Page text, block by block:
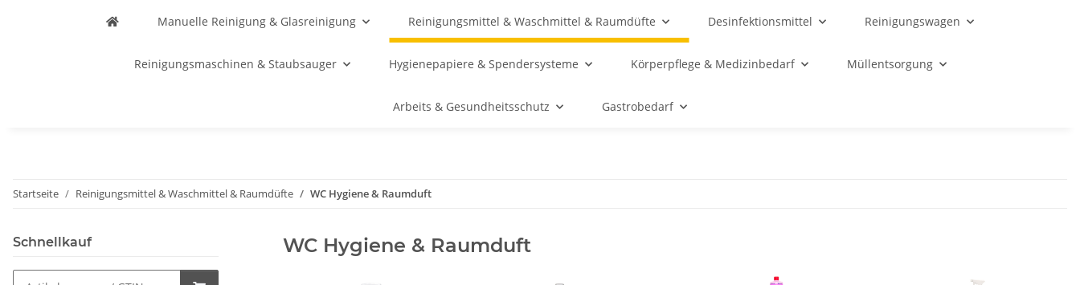
Manuelle Reinigung & Glasreinigung Reinigungsmittel & Waschmittel & Raumdüfte Desinfektionsmittel Reinigungswagen
Reinigungsmaschinen & Staubsauger Hygienepapiere & Spendersysteme Körperpflege & Medizinbedarf Müllentsorgung
Arbeits & Gesundheitsschutz Gastrobedarf
Startseite Reinigungsmittel & Waschmittel & Raumdüfte WC Hygiene & Raumduft
WC Hygiene & Raumduft
Schnellkauf